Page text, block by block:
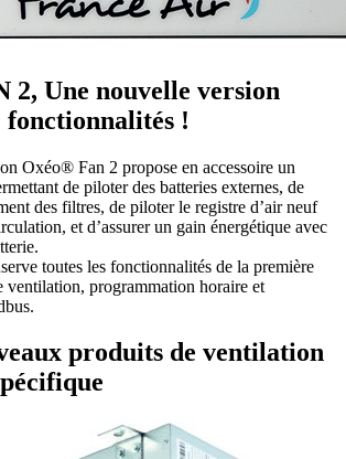
2, Une nouvelle version
fonctionnalités !
Oxéo® Fan 2 propose en accessoire un
de piloter des batteries externes, de
des filtres, de piloter le registre d’air neuf
et d’assurer un gain énergétique avec
toutes les fonctionnalités de la première
ventilation, programmation horaire et
produits de ventilation